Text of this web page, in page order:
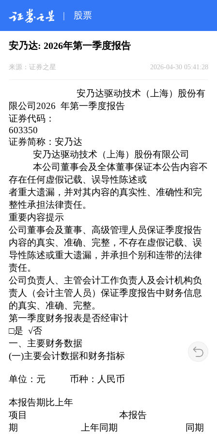
| 股票
安乃达: 2026年第一季度报告
来源： 证券之星 2026-04-30 05:41:28
安乃达驱动技术（上海）股份有
限公司2026 年第一季度报告
证券代码：
证券简称：安乃达
安乃达驱动技术（上海）股份有限公司
本公司董事会及全体董事保证本公告内容不
存在任何虚假记载、误导性陈述或
者重大遗漏，并对其内容的真实性、准确性和完
整性承担法律责任。
重要内容提示
公司董事会及董事、高级管理人员保证季度报告
内容的真实、准确、完整，不存在虚假记载、误
导性陈述或重大遗漏，并承担个别和连带的法律
责任。
公司负责人、主管会计工作负责人及会计机构负
责人（会计主管人员）保证季度报告中财务信息
的真实、准确、完整。
第一季度财务报表是否经审计
□是 √否
一、主要财务数据
(一)主要会计数据和财务指标
单位：元 币种：人民币
本报告期比上年
项目 本报告
期 上年同期 同期